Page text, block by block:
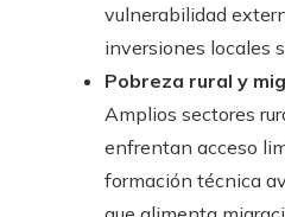
vulnerabilidad
inversiones locales
Pobreza rural y
Amplios sectores
enfrentan acceso
formación técnica